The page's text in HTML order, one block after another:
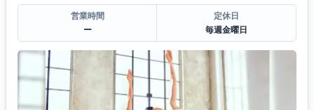
営業時間
ー
定休日
毎週金曜日